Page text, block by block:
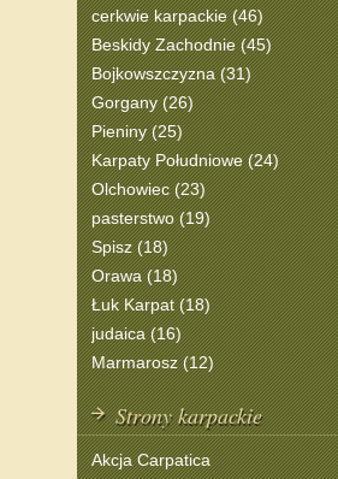
cerkwie karpackie (46)
Beskidy Zachodnie (45)
Bojkowszczyzna (31)
Gorgany (26)
Pieniny (25)
Karpaty Południowe (24)
Olchowiec (23)
pasterstwo (19)
Spisz (18)
Orawa (18)
Łuk Karpat (18)
judaica (16)
Marmarosz (12)
Strony karpackie
Akcja Carpatica